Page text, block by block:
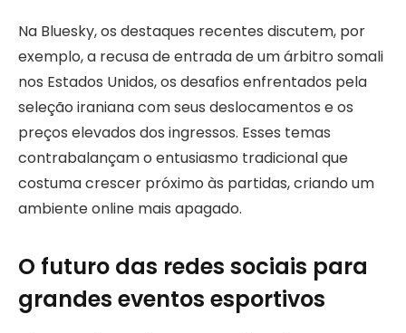
Na Bluesky, os destaques recentes discutem, por
exemplo, a recusa de entrada de um árbitro somali
nos Estados Unidos, os desafios enfrentados pela
seleção iraniana com seus deslocamentos e os
preços elevados dos ingressos. Esses temas
contrabalançam o entusiasmo tradicional que
costuma crescer próximo às partidas, criando um
ambiente online mais apagado.
O futuro das redes sociais para
grandes eventos esportivos